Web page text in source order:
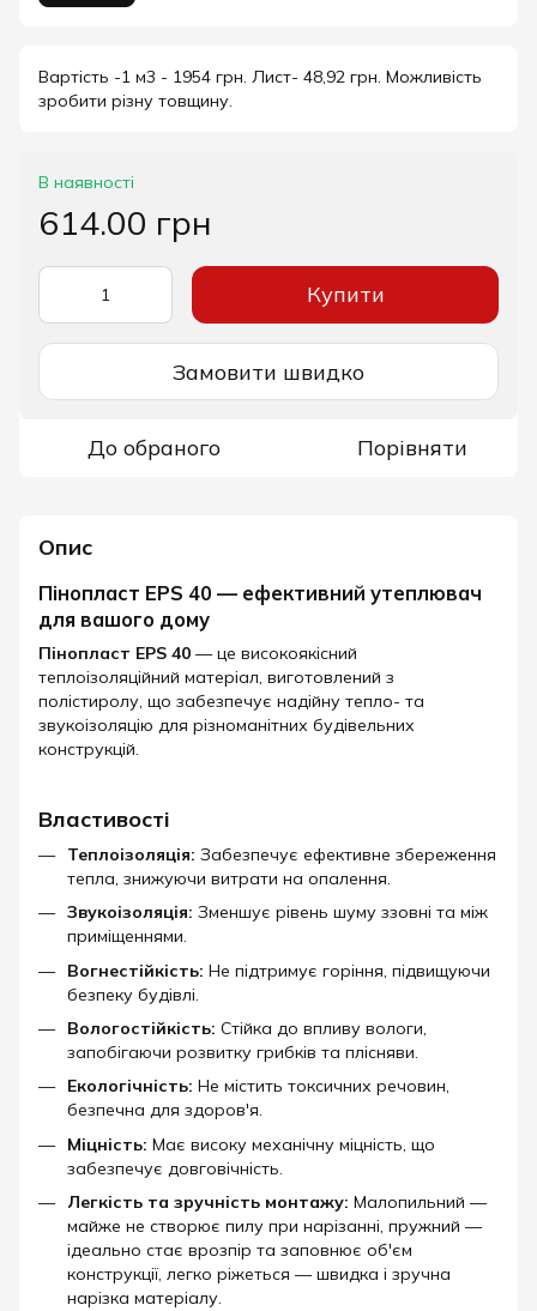
Вартість -1 м3 - 1954 грн. Лист- 48,92 грн. Можливість
зробити різну товщину.
В наявності
614.00 грн
Купити
Замовити швидко
До обраного Порівняти
Опис
Пінопласт EPS 40 — ефективний утеплювач
для вашого дому
Пінопласт EPS 40 — це високоякісний
теплоізоляційний матеріал, виготовлений з
полістиролу, що забезпечує надійну тепло- та
звукоізоляцію для різноманітних будівельних
конструкцій.​
Властивості
Теплоізоляція: Забезпечує ефективне збереження
тепла, знижуючи витрати на опалення.
Звукоізоляція: Зменшує рівень шуму ззовні та між
приміщеннями.
Вогнестійкість: Не підтримує горіння, підвищуючи
безпеку будівлі.
Вологостійкість: Стійка до впливу вологи,
запобігаючи розвитку грибків та плісняви.
Екологічність: Не містить токсичних речовин,
безпечна для здоров'я.
Міцність: Має високу механічну міцність, що
забезпечує довговічність.​
Легкість та зручність монтажу: Малопильний —
майже не створює пилу при нарізанні, пружний —
ідеально стає врозпір та заповнює об'єм
конструкції, легко ріжеться — швидка і зручна
нарізка матеріалу.